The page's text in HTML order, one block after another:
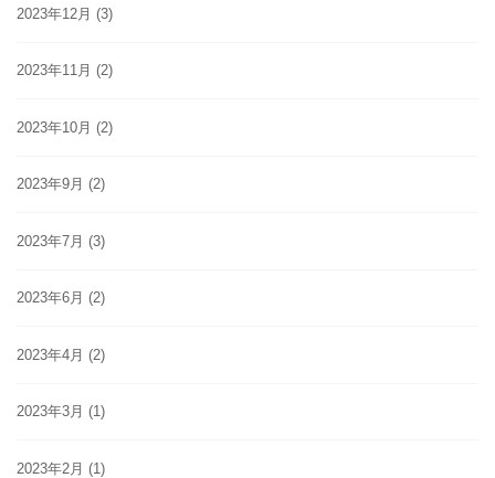
2023年12月 (3)
2023年11月 (2)
2023年10月 (2)
2023年9月 (2)
2023年7月 (3)
2023年6月 (2)
2023年4月 (2)
2023年3月 (1)
2023年2月 (1)